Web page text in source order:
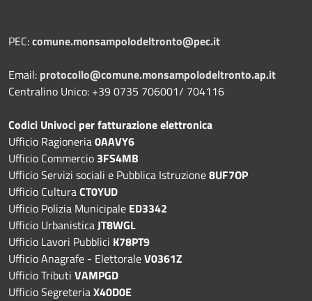
PEC:comune.monsampolodeltronto@pec.it
Email: protocollo@comune.monsampolodeltronto.ap.it
Centralino Unico: +39 0735 706001/ 704116
Codici Univoci per fatturazione elettronica
Ufficio Ragioneria0AAVY6
Ufficio Commercio 3FS4MB
Ufficio Servizi sociali e Pubblica Istruzione8UF7OP
Ufficio CulturaCT0YUD
Ufficio Polizia Municipale ED3342
Ufficio UrbanisticaJT8WGL
Ufficio Lavori Pubblici K78PT9
Ufficio Anagrafe - ElettoraleV0361Z
Ufficio Tributi VAMPGD
Ufficio SegreteriaX40D0E